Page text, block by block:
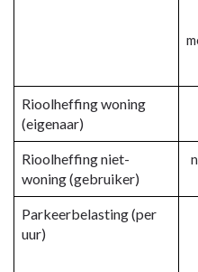
Rioolheffing woning
(eigenaar)
Rioolheffing niet-
woning (gebruiker)
Parkeerbelasting (per
uur)